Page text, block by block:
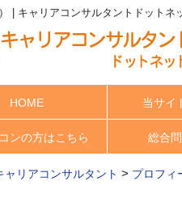
| キャリアコンサルタントドットネ
HOME 当サイ
ンの方はこちら 総合
ャリアコンサルタント > プロフィ